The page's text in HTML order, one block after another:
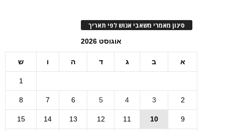
סינון מאמרי משאבי אנוש לפי תאריך
אוגוסט 2026
א ב ג ד ה ו ש
1
2
3
4
5
6
7
8
9
10
11
12
13
14
15